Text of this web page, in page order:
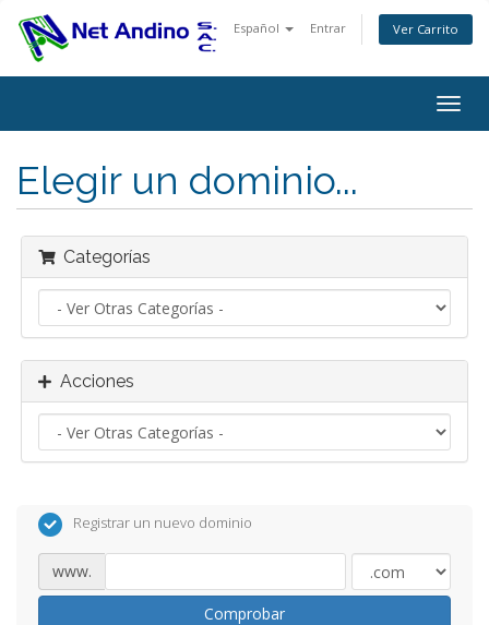
Español Entrar Ver Carrito
Elegir un dominio...
Categorías
Acciones
Registrar un nuevo dominio
www.
Comprobar